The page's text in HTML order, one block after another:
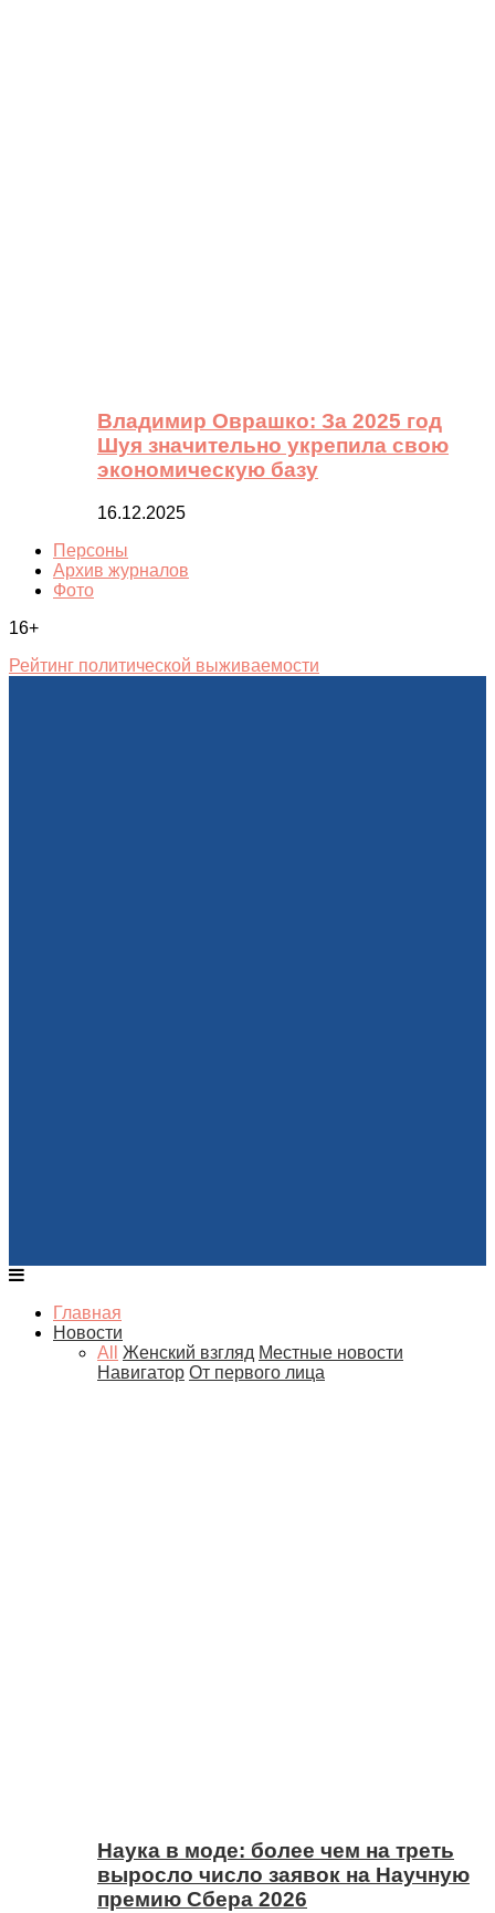
Владимир Оврашко: За 2025 год
Шуя значительно укрепила свою
экономическую базу
16.12.2025
Персоны
Архив журналов
Фото
16+
Рейтинг политической выживаемости
Главная
Новости
All
Женский взгляд Местные новости
Навигатор От первого лица
Наука в моде: более чем на треть
выросло число заявок на Научную
премию Сбера 2026